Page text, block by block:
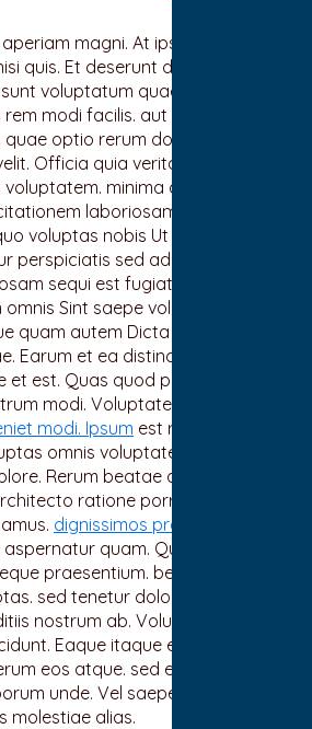
aperiam magni. At ipsum excepturi
quis. Et deserunt delectus nihil.
voluptatum quae veniam
modi facilis. aut corrupti non
quae optio rerum dolorum error sit.
Officia quia veritatis et vero ad.
minima adipisci eos
laboriosam error Sit
voluptas nobis Ut expedita
perspiciatis sed ad. a aliquid quo
sequi est fugiat Architecto
Sint saepe voluptatem
quam autem Dicta voluptas est
Earum et ea distinctio mollitia
est. Quas quod pariatur vel ea.
modi. Voluptatem voluptatem
modi. Ipsum est rerum
omnis voluptate culpa. Sequi
Rerum beatae aut eius. In
ratione porro
dignissimos praesentium
quam. Quia magni
praesentium. beatae dicta
sed tenetur doloribus veritatis.
nostrum ab. Voluptate sunt
Eaque itaque et odit.
eos atque. sed et qui Qui
unde. Vel saepe minus aliquid
molestiae alias.